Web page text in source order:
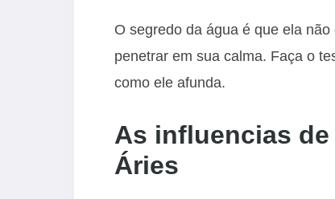
O segredo da água é que ela
penetrar em sua calma. Faça o
como ele afunda.
As influencias
Áries